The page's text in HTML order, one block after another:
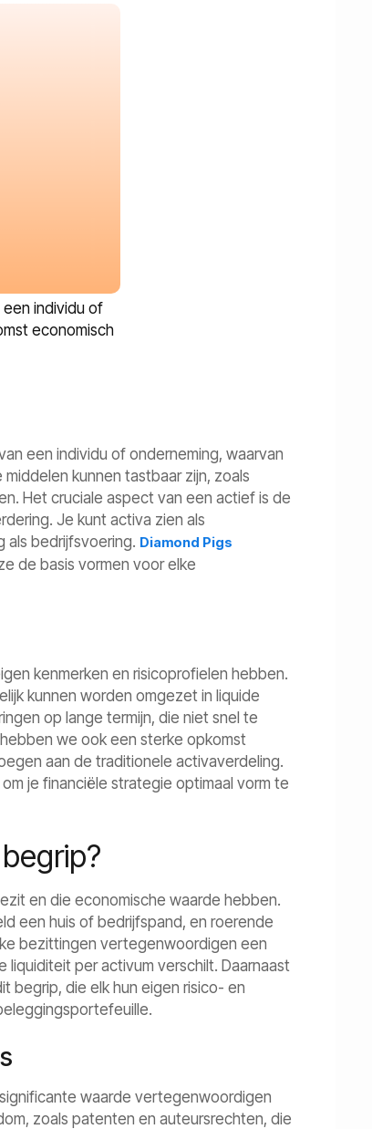
individu of
economisch
een individu of onderneming, waarvan
kunnen tastbaar zijn, zoals
Het cruciale aspect van een actief is de
Je kunt activa zien als
als bedrijfsvoering. Diamond Pigs
de basis vormen voor elke
kenmerken en risicoprofielen hebben.
kunnen worden omgezet in liquide
op lange termijn, die niet snel te
we ook een sterke opkomst
aan de traditionele activaverdeling.
je financiële strategie optimaal vorm te
en die economische waarde hebben.
een huis of bedrijfspand, en roerende
bezittingen vertegenwoordigen een
per activum verschilt. Daarnaast
begrip, die elk hun eigen risico- en
waarde vertegenwoordigen
zoals patenten en auteursrechten, die